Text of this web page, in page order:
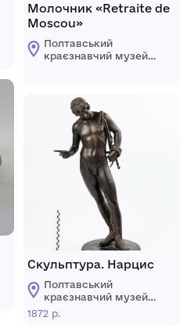
Молочник «Retraite de
Moscou»
Полтавський
краєзнавчий музей
Скульптура. Нарцис
Полтавський
краєзнавчий музей
імені Василя
Кричевського
1872 р.